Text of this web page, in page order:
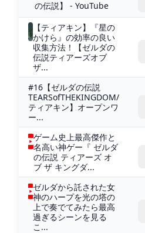
の伝説】 - YouTube
【ティアキン】『星の
かけら』の効率の良い
収集方法！【ゼルダの
伝説ティアーズオブ
ザ...
#16【ゼルダの伝説
TEARSofTHEKINGDOM/
ティアキン】オープンワ
ー...
ゲーム史上最高傑作と
名高い神ゲー『 ゼルダ
の伝説 ティアーズ オ
ブ ザ キングダ...
ゼルダから託された女
神のハープを光の塔の
上で奏でてみたら最高
過ぎるシーンを見る
こ...